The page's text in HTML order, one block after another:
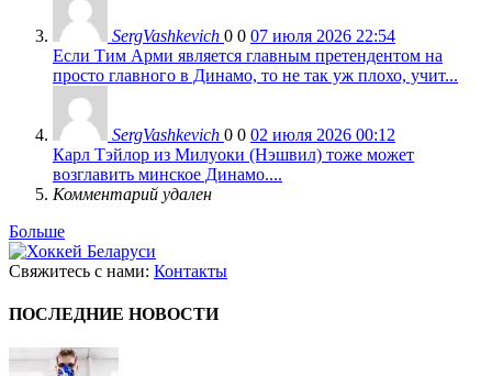
SergVashkevich 0 0 07 июля 2026 22:54
Если Тим Арми является главным претендентом на
просто главного в Динамо, то не так уж плохо, учит...
SergVashkevich 0 0 02 июля 2026 00:12
Карл Тэйлор из Милуоки (Нэшвил) тоже может
возглавить минское Динамо....
Комментарий удален
Больше
Свяжитесь с нами: Контакты
ПОСЛЕДНИЕ НОВОСТИ